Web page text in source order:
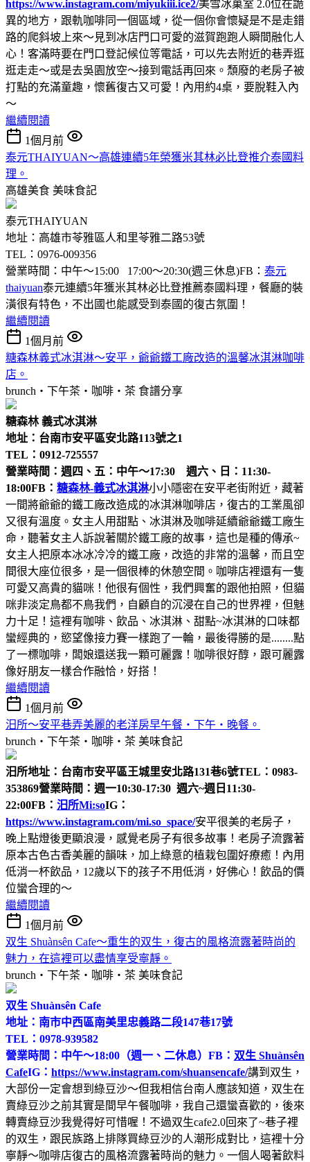
https://www.instagram.com/miyukiii.ice2/美雪冰菓室 2.0位在詭
異的地方，跟軌咖啡同一個區域，從一個你會懷疑是不是走錯
路的爬斜坡上來～見到冰店門口可愛的滋賀跑跑人瞬間融化人
心！客滿時要在門口登記候位等電話，可以先去附近的巷弄逛
逛走走～或是去吳園放空～接到電話再回來。頹廢的老房子被
打點的充滿童趣，懷舊復古又可愛！內用約4桌，要脫鞋入內
～
繼續閱讀
1個月前
泰元THAIYUAN～高雄連續5年榮獲米其林必比登推介泰國料
理。
高雄美食 美味食記
泰元THAIYUAN
地址：高雄市苓雅區人和里苓雅二路53號
TEL：0976-009356
營業時間：中午～15:00 17:00～20:30(週三休息)FB： 泰元
thaiyuan泰元連續5年獲米其林必比登推薦泰國料理，餐廳的裝
潢很有特色，不出國也能感受到泰國的復古氛圍！
繼續閱讀
1個月前
糖森林義式冰淇淋～安平，爺爺鐵工廠改造的溫馨冰淇淋咖啡
店。
brunch‧下午茶‧咖啡‧茶 食譜分享
糖森林 義式冰淇淋
地址：台南市安平區安北路113號之1
TEL：0912-725557
營業時間：週四、五：中午～17:30 週六、日：11:30-
18:00FB： 糖森林-義式冰淇淋小小隱密在安平老街附近，藏著
一間將爺爺的鐵工廠改造成的冰淇淋咖啡店，復古的工業風卻
又很有溫度。女主人用甜點、冰淇淋及咖啡延續爺爺鐵工廠生
命，聽著女主人訴說著關於鐵工廠的故事，這也是種的傳承~
女主人把原本冰冰冷冷的鐵工廠，改造的非常的溫馨，而且空
間很大座位很多，是一個很棒的休憩空間。咖啡店裡還有一隻
可愛又高貴的貓咪！他很有個性，我們興奮的跟他拍照，但貓
咪非淡定鳥都不鳥我們，自顧自的沉浸在自己的世界裡，但魅
力十足！這裡有咖啡、飲品、冰淇淋、甜點~冰淇淋的口味都
蠻經典的，慾望像接力賽一樣跑了一輪，最後得勝的是........點
了一標咖啡，闆娘還送我一顆可麗露！咖啡很好醇，跟可麗露
像好朋友一樣合作融恰，好搭！
繼續閱讀
1個月前
汨所～安平巷弄美麗的老洋房早午餐‧下午‧晚餐。
brunch‧下午茶‧咖啡‧茶 美味食記
汨所地址：台南市安平區王城里安北路131巷6號TEL：0983-
353869營業時間：週一10:30-17:30 週六~週日11:30-
22:00FB： 汨所Mi:soIG：
https://www.instagram.com/mi.so_space/安平很美的老房子，
晚上點燈後更顯浪漫，感覺老房子有很多故事！老房子流露著
原本古色古香美麗的韻味，加上綠意的植栽包圍好療癒！內用
低消一杯飲品，12歲以下的孩子不用低消，好佛心！飲品的價
位蠻合理的～
繼續閱讀
1個月前
双生 Shuànsên Cafe～重生的双生，復古的風格流露著時尚的
魅力，在這裡可以盡情享受寧靜。
brunch‧下午茶‧咖啡‧茶 美味食記
双生 Shuànsên Cafe
地址：南市中西區南美里忠義路二段147巷17號
TEL：0978-939582
營業時間：中午～18:00（週一、二休息） FB： 双生 Shuànsên
CafeIG： https://www.instagram.com/shuansencafe/講到双生，
大部份一定會想到綠豆沙～但我相信台南人應該知道，双生在
賣綠豆沙之前其實是間早午餐咖啡，我自己還蠻喜歡的，後來
轉賣綠豆沙我覺得好可惜喔！不過双生cafe2.0回來了~巷子裡
的双生，跟民族路上排隊買綠豆沙的人潮形成對比，這裡十分
寧靜～咖啡店復古的風格流露著時尚的魅力。一個人喝著飲料